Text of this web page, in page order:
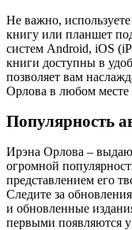
Не важно,
книгу или планшет
систем Android, iOS
книги доступны в
позволяет вам
Орлова в любом
Популярность
Ирэна Орлова –
огромной
представлением его
Следите за
и обновленные
первыми появляются у